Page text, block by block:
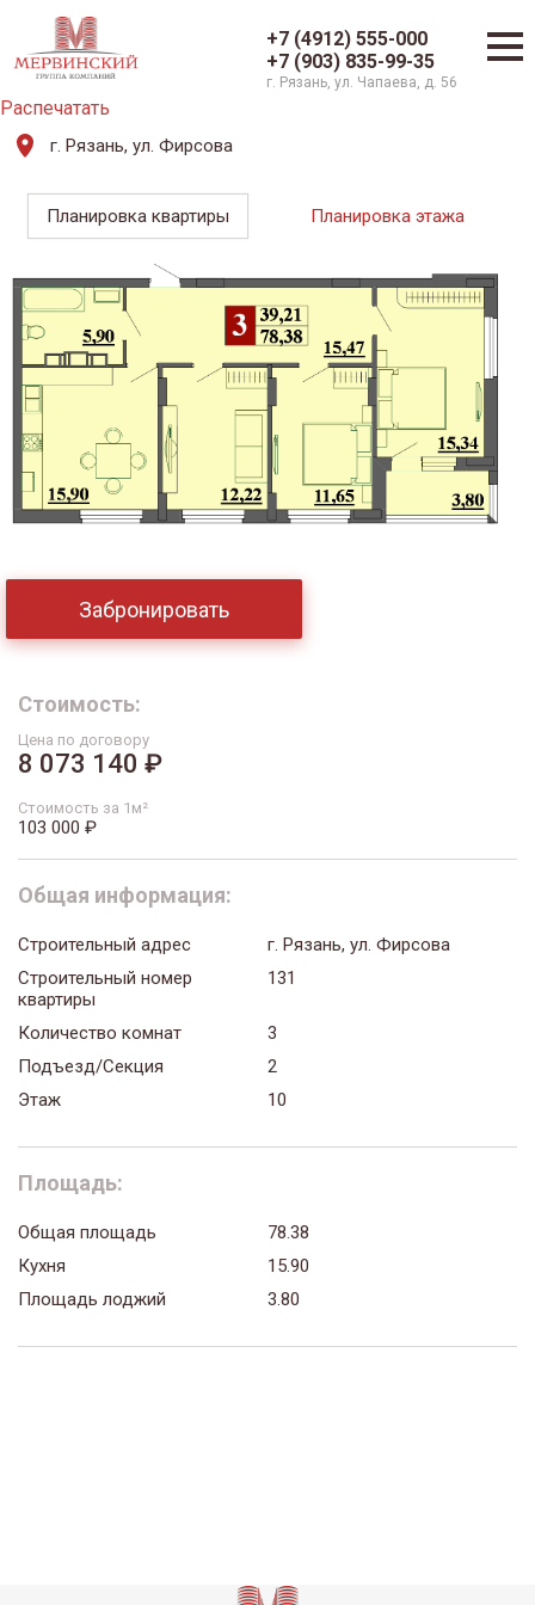
+7 (4912) 555-000
+7 (903) 835-99-35
г. Рязань, ул. Чапаева, д. 56
Распечатать
г. Рязань, ул. Фирсова
Планировка квартиры Планировка этажа
Забронировать
Стоимость:
Цена по договору
8 073 140 ₽
Стоимость за 1м²
103 000 ₽
Общая информация:
Строительный адрес
г. Рязань, ул. Фирсова
Строительный номер
квартиры
131
Количество комнат
3
Подъезд/Секция
2
Этаж
10
Площадь:
Общая площадь
78.38
Кухня
15.90
Площадь лоджий
3.80